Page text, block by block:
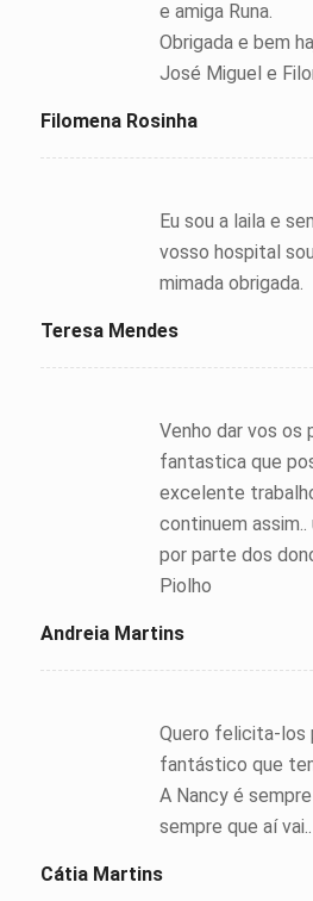
e amiga Runa.
Obrigada e bem
José Miguel e
Filomena Rosinha
Eu sou a laila e
vosso hospital
mimada obrigada.
Teresa Mendes
Venho dar vos os
fantastica que
excelente
continuem
por parte dos
Piolho
Andreia Martins
Quero felicita-los
fantástico que
A Nancy é
sempre que aí
Cátia Martins